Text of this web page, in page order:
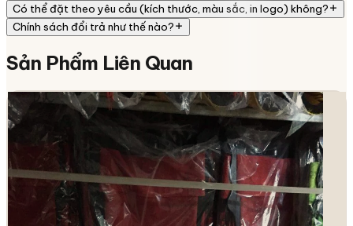
Có thể đặt theo yêu cầu (kích thước, màu sắc, in logo) không?
Chính sách đổi trả như thế nào?
Sản Phẩm Liên Quan